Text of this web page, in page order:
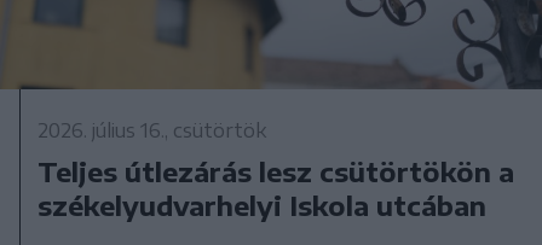
2026. július 16., csütörtök
Teljes útlezárás lesz csütörtökön a
székelyudvarhelyi Iskola utcában